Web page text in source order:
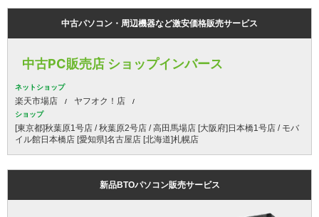
中古パソコン・周辺機器など激安価格販売サービス
中古PC販売店 ショップインバース
ネットショップ
楽天市場店 ヤフオク！店
ショップ
[東京都]秋葉原1号店 / 秋葉原2号店 / 高田馬場店 [大阪府]日本橋1号店 / モバ
イル館日本橋店 [愛知県]名古屋店 [北海道]札幌店
新品BTOパソコン販売サービス